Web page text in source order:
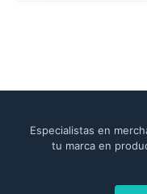
Especialistas en
tu marca en